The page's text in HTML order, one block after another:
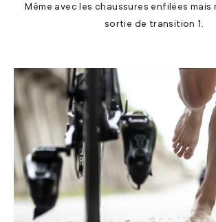
Même avec les chaussures enfilées mais
sortie de transition 1.